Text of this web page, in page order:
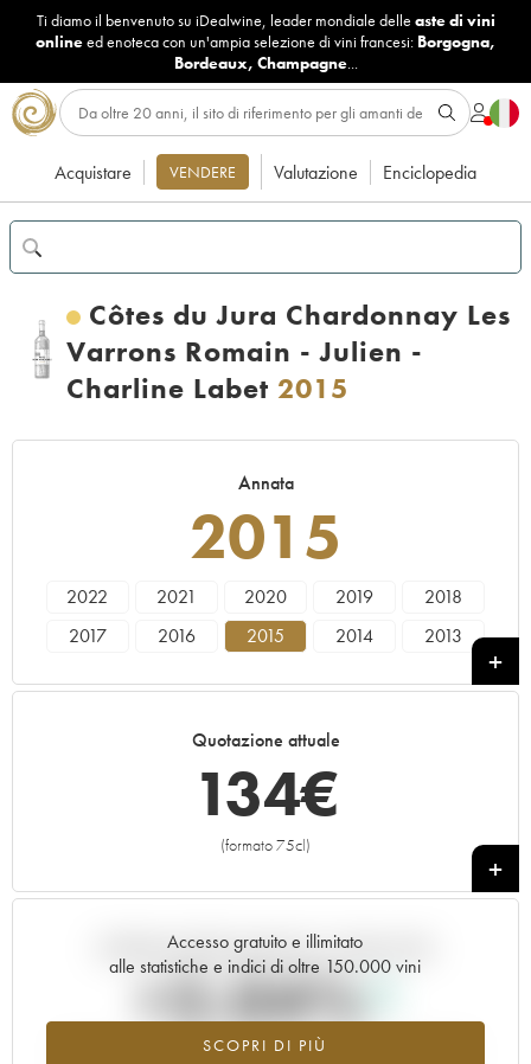
Ti diamo il benvenuto su iDealwine, leader mondiale delle aste di vini
onlineed enoteca con un'ampia selezione di vini francesi: Borgogna,
Bordeaux, Champagne...
Acquistare VENDERE Valutazione Enciclopedia
Côtes du Jura Chardonnay Les
Varrons Romain - Julien -
Charline Labet 2015
Annata
2015
2022 2021 2020 2019
2018
2017
2016 2015 2014
2013
Quotazione attuale
134€
(formato 75cl)
+
Accesso gratuito e illimitato
alle statistiche e indici di oltre 150.000 vini
SCOPRI DI PIÙ
Andamento della quotazione in tempo reale
+2.04%
Valore in aumento per l'annata 2015 nel 2026 rispetto al 2025